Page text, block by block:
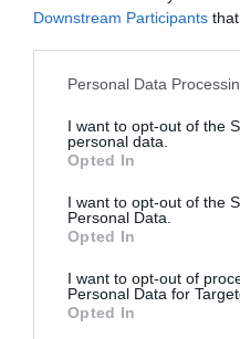
Downstream Participants
Personal Data
I want to opt-out of the
personal data.
Opted In
I want to opt-out of the
Personal Data.
Opted In
I want to opt-out of
Personal Data for
Opted In
1 año
para un